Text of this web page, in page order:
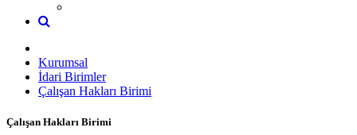
Kurumsal
İdari Birimler
Çalışan Hakları Birimi
Çalışan Hakları Birimi